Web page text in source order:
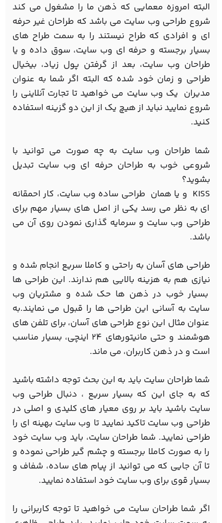
البته امروزه معمایی که ذهن ما را مشغول می کند
شروع طراحی وب سایت می باشد که طراحان غیر حرفه
ای و افرادی که طراح نیستند را به سمت طراح های
بسیار برجسته و حرفه ای وب سایت، سوق داده و یا
طراحان وب سایت، بعد از گرفتن پول زیاد، بیخیال
طراحی و زمان خود شده که البته اگر شما به عنوان
مدیران یک وب سایت می خواهید تا تجارت آنلاینی را
شروع نمایید نباید از هیچ یک از این دو گزینه استفاده
کنید.
شما طراحان وب سایت به چه صورت می توانید با
شروعی خوب به طراحان حرفه ای وب سایت تبدیل
بشوید؟
KISS و یا همان طراحی ساده وب سایت، کار احمقانه
ای به نظر می رسد یکی از اصل های بسیار مهم برای
طراحی وب سایت و سرمایه گذاری نمودن روی آن می
باشد.
طراحی های آسان به راحتی و کاملا سریع انجام شده و
نیازی هم به هزینه بالایی هم ندارند. این طراحی ها
بسیار خوب در ذهن ها حک شده و مشتریان وب
سایت به آسانی این طراحی ها را قبول می نمایند.به
عنوان مثال این نوع طراحی های آسان، برای تلفن های
هوشمند و حتی مانیتورهای 24 اینچی، بسیار مناسب
است و در ذهن کاربران، می ماند.
شما طراحان سایت باید به این بحث توجه داشته باشید
که به جای این که بسیار سریع ، دنبال طراحی وب
سایت باشید باید بر روی معیار های کلیدی و اصلی در
طراحی وب سایت تاکید نمایید تا وب سایت بهینه ای را
طراحی نمایید. شما طراحان سایت، باید وب سایت خود
را به صورت کاملا برجسته و چشم گیر طراحی نموده و
تا آن جایی که می توانید از پیام های ساده، شفاف و
بسیار قوی برای وب سایت خود استفاده نمایید.
اگر شما طراحان سایت می خواهید تا توجه کاربرانی را